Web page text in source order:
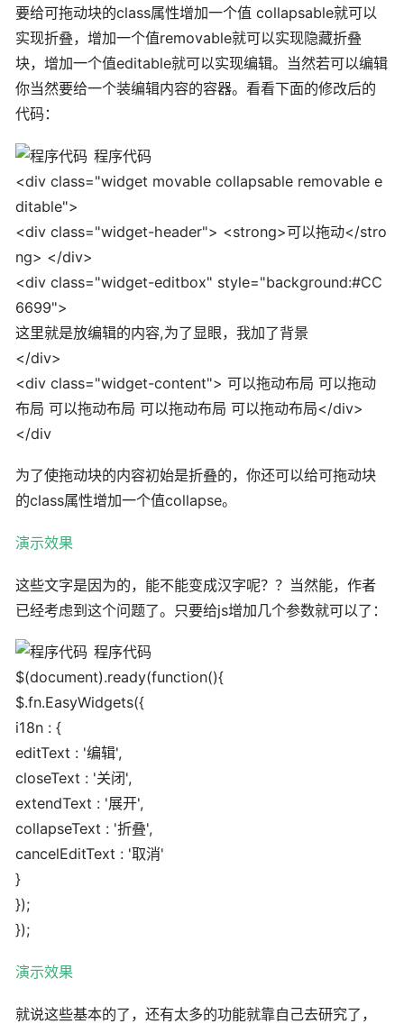
要给可拖动块的class属性增加一个值 collapsable就可以
实现折叠，增加一个值removable就可以实现隐藏折叠
块，增加一个值editable就可以实现编辑。当然若可以编辑
你当然要给一个装编辑内容的容器。看看下面的修改后的
代码：
程序代码
<div class="widget movable collapsable removable e
ditable">
<div class="widget-header"> <strong>可以拖动</stro
ng> </div>
<div class="widget-editbox" style="background:#CC
6699">
这里就是放编辑的内容,为了显眼，我加了背景
</div>
<div class="widget-content"> 可以拖动布局 可以拖动
布局 可以拖动布局 可以拖动布局 可以拖动布局</div>
</div
为了使拖动块的内容初始是折叠的，你还可以给可拖动块
的class属性增加一个值collapse。
演示效果
这些文字是因为的，能不能变成汉字呢？？当然能，作者
已经考虑到这个问题了。只要给js增加几个参数就可以了：
程序代码
$(document).ready(function(){
$.fn.EasyWidgets({
i18n : {
editText : '编辑',
closeText : '关闭',
extendText : '展开',
collapseText : '折叠',
cancelEditText : '取消'
}
});
});
演示效果
就说这些基本的了，还有太多的功能就靠自己去研究了，